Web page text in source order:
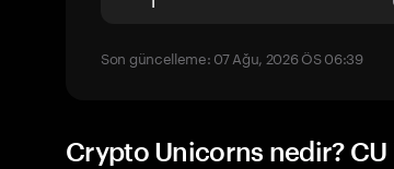
Son güncelleme: 07 Ağu, 2026 ÖS 06:39
Crypto Unicorns nedir?